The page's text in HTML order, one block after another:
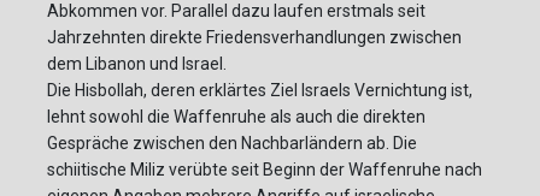
Abkommen vor. Parallel dazu laufen erstmals seit
Jahrzehnten direkte Friedensverhandlungen zwischen
dem Libanon und Israel.
Die Hisbollah, deren erklärtes Ziel Israels Vernichtung ist,
lehnt sowohl die Waffenruhe als auch die direkten
Gespräche zwischen den Nachbarländern ab. Die
schiitische Miliz verübte seit Beginn der Waffenruhe nach